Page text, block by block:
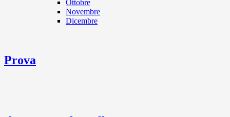
Ottobre
Novembre
Dicembre
Prova